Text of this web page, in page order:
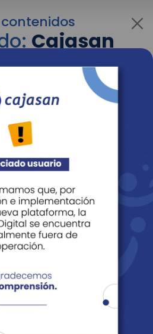
Cajasan
de tu interés más
el menú